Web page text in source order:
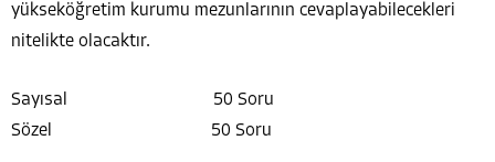
yükseköğretim kurumu mezunlarının cevaplayabilecekleri
nitelikte olacaktır.
Sayısal 50 Soru
Sözel 50 Soru